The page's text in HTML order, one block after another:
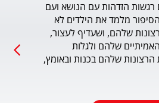
הדמויות בסיפור. הסיפור מלמד את הילדים לא
להקשיב לרגשות האמיתיים שלהם ולגלות